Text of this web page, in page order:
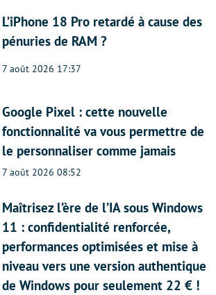
L’iPhone 18 Pro retardé à cause des
pénuries de RAM ?
7 août 2026 17:37
Google Pixel : cette nouvelle
fonctionnalité va vous permettre de
le personnaliser comme jamais
7 août 2026 08:52
Maîtrisez l’ère de l’IA sous Windows
11 : confidentialité renforcée,
performances optimisées et mise à
niveau vers une version authentique
de Windows pour seulement 22 € !